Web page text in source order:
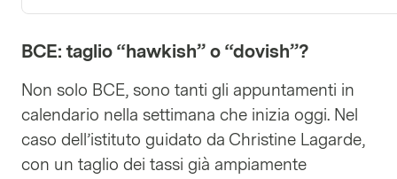
BCE: taglio “hawkish” o “dovish”?
Non solo BCE, sono tanti gli appuntamenti in
calendario nella settimana che inizia oggi. Nel
caso dell’istituto guidato da Christine Lagarde,
con un taglio dei tassi già ampiamente